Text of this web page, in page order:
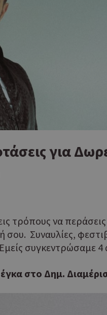
για
τρόπους να
Συναυλίες,
συγκεντρώσαμε
στο Δημ.